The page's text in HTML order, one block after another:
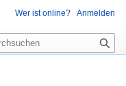
Wer ist online? Anmelden